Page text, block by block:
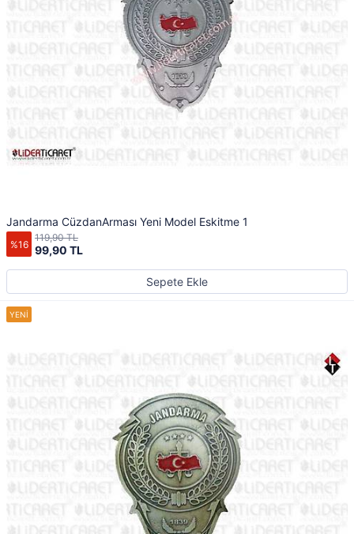
Jandarma CüzdanArması Yeni Model Eskitme 1
%16 99,90 TL
119,90 TL
Sepete Ekle